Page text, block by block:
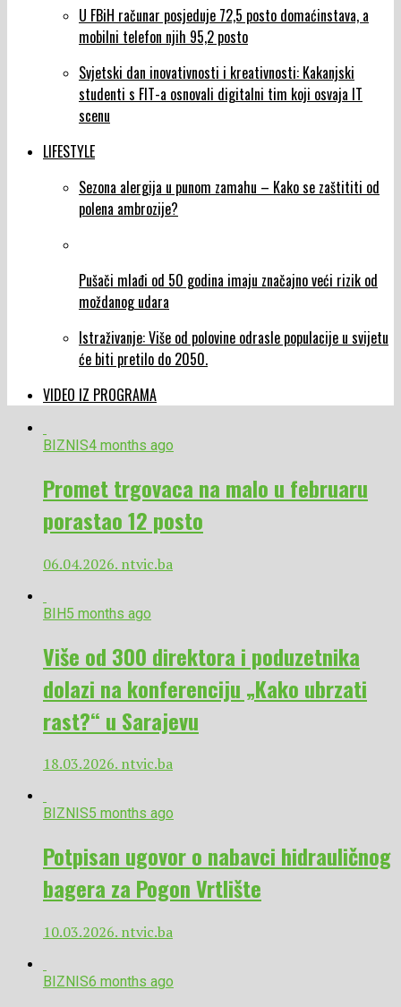
U FBiH računar posjeduje 72,5 posto domaćinstava, a
mobilni telefon njih 95,2 posto
Svjetski dan inovativnosti i kreativnosti: Kakanjski
studenti s FIT-a osnovali digitalni tim koji osvaja IT
scenu
LIFESTYLE
Sezona alergija u punom zamahu – Kako se zaštititi od
polena ambrozije?
Pušači mlađi od 50 godina imaju značajno veći rizik od
moždanog udara
Istraživanje: Više od polovine odrasle populacije u svijetu
će biti pretilo do 2050.
VIDEO IZ PROGRAMA
BIZNIS4 months ago
Promet trgovaca na malo u februaru
porastao 12 posto
06.04.2026. ntvic.ba
BIH5 months ago
Više od 300 direktora i poduzetnika
dolazi na konferenciju „Kako ubrzati
rast?“ u Sarajevu
18.03.2026. ntvic.ba
BIZNIS5 months ago
Potpisan ugovor o nabavci hidrauličnog
bagera za Pogon Vrtlište
10.03.2026. ntvic.ba
BIZNIS6 months ago